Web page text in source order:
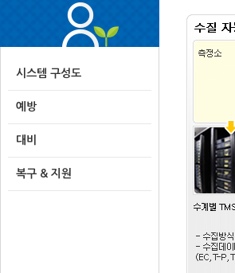
시스템 구성도
예방
대비
복구 & 지원